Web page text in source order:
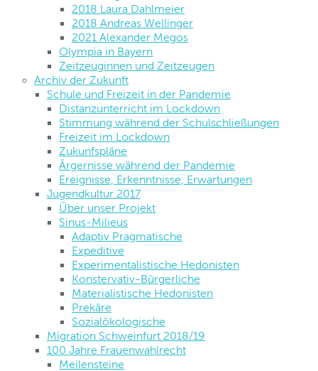
2018 Laura Dahlmeier
2018 Andreas Wellinger
2021 Alexander Megos
Olympia in Bayern
Zeitzeuginnen und Zeitzeugen
Archiv der Zukunft
Schule und Freizeit in der Pandemie
Distanzunterricht im Lockdown
Stimmung während der Schulschließungen
Freizeit im Lockdown
Zukunfspläne
Ärgernisse während der Pandemie
Ereignisse, Erkenntnisse, Erwartungen
Jugendkultur 2017
Über unser Projekt
Sinus-Milieus
Adaptiv Pragmatische
Expeditive
Experimentalistische Hedonisten
Konstervativ-Bürgerliche
Materialistische Hedonisten
Prekäre
Sozialökologische
Migration Schweinfurt 2018/19
100 Jahre Frauenwahlrecht
Meilensteine